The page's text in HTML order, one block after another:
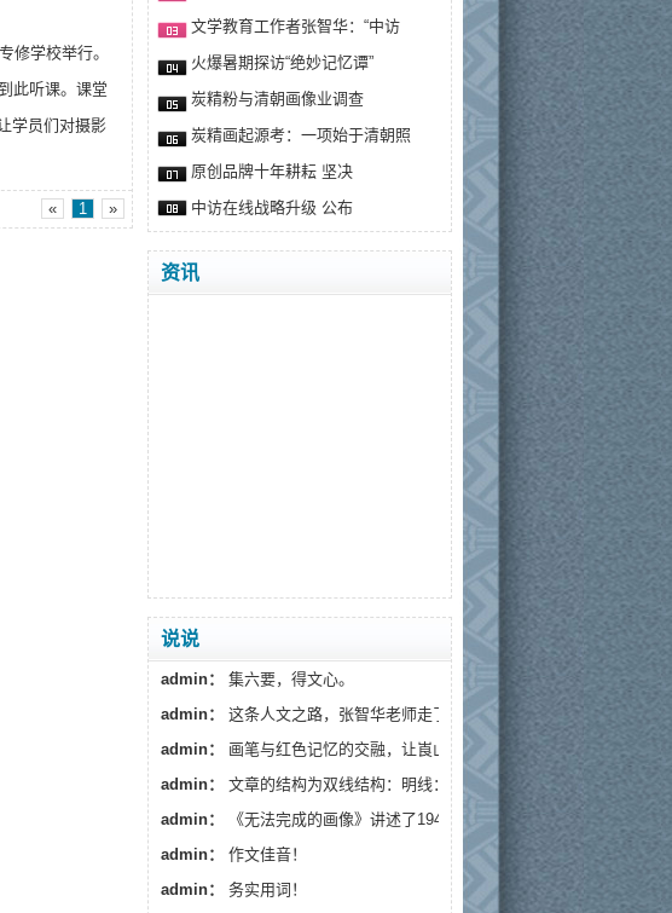
修学校举行。
此听课。课堂
学员们对摄影
« 1 »
文学教育工作者张智华：“中访
火爆暑期探访“绝妙记忆谭”
炭精粉与清朝画像业调查
炭精画起源考：一项始于清朝照
原创品牌十年耕耘 坚决
中访在线战略升级 公布
资讯
说说
admin：
集六要，得文心。
admin：
这条人文之路，张智华老师走了十年，还将继续...
admin：
画笔与红色记忆的交融，让崀山不再只是一处地...
admin：
文章的结构为双线结构：明线‌：炭精画师杨宝...
admin：
《无法完成的画像》讲述了1944年的春天“我”跟...
admin：
作文佳音！
admin：
务实用词！